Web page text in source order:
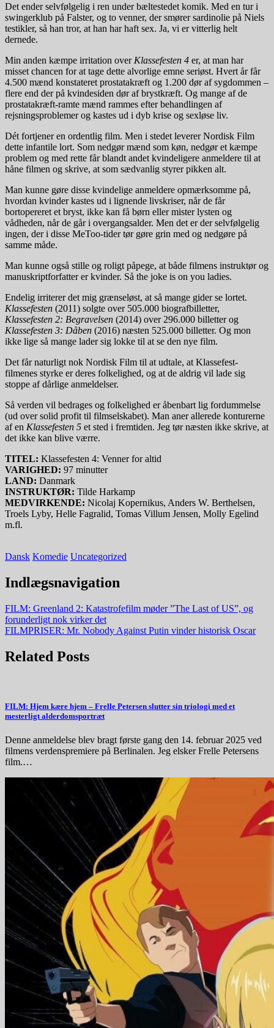
Det ender selvfølgelig i ren under bæltestedet komik. Med en tur i
swingerklub på Falster, og to venner, der smører sardinolie på Niels
testikler, så han tror, at han har haft sex. Ja, vi er vitterlig helt
dernede.
Min anden kæmpe irritation over Klassefesten 4 er, at man har
misset chancen for at tage dette alvorlige emne seriøst. Hvert år får
4.500 mænd konstateret prostatakræft og 1.200 dør af sygdommen –
flere end der på kvindesiden dør af brystkræft. Og mange af de
prostatakræft-ramte mænd rammes efter behandlingen af
rejsningsproblemer og kastes ud i dyb krise og sexløse liv.
Dét fortjener en ordentlig film. Men i stedet leverer Nordisk Film
dette infantile lort. Som nedgør mænd som køn, nedgør et kæmpe
problem og med rette får blandt andet kvindeligere anmeldere til at
håne filmen og skrive, at som sædvanlig styrer pikken alt.
Man kunne gøre disse kvindelige anmeldere opmærksomme på,
hvordan kvinder kastes ud i lignende livskriser, når de får
bortopereret et bryst, ikke kan få børn eller mister lysten og
vådheden, når de går i overgangsalder. Men det er der selvfølgelig
ingen, der i disse MeToo-tider tør gøre grin med og nedgøre på
samme måde.
Man kunne også stille og roligt påpege, at både filmens instruktør og
manuskriptforfatter er kvinder. Så the joke is on you ladies.
Endelig irriterer det mig grænseløst, at så mange gider se lortet.
Klassefesten (2011) solgte over 505.000 biografbilletter,
Klassefesten 2: Begravelsen (2014) over 296.000 billetter og
Klassefesten 3: Dåben (2016) næsten 525.000 billetter. Og mon
ikke lige så mange lader sig lokke til at se den nye film.
Det får naturligt nok Nordisk Film til at udtale, at Klassefest-
filmenes styrke er deres folkelighed, og at de aldrig vil lade sig
stoppe af dårlige anmeldelser.
Så verden vil bedrages og folkelighed er åbenbart lig fordummelse
(ud over solid profit til filmselskabet). Man aner allerede konturerne
af en Klassefesten 5 et sted i fremtiden. Jeg tør næsten ikke skrive, at
det ikke kan blive værre.
TITEL: Klassefesten 4: Venner for altid
VARIGHED: 97 minutter
LAND: Danmark
INSTRUKTØR: Tilde Harkamp
MEDVIRKENDE: Nicolaj Kopernikus, Anders W. Berthelsen,
Troels Lyby, Helle Fagralid, Tomas Villum Jensen, Molly Egelind
m.fl.
Dansk Komedie Uncategorized
Indlægsnavigation
FILM: Greenland 2: Katastrofefilm møder ”The Last of US”, og
forunderligt nok virker det
FILMPRISER: Mr. Nobody Against Putin vinder historisk Oscar
Related Posts
FILM: Hjem kære hjem – Frelle Petersen slutter sin triologi med et
mesterligt alderdomsportræt
Denne anmeldelse blev bragt første gang den 14. februar 2025 ved
filmens verdenspremiere på Berlinalen. Jeg elsker Frelle Petersens
film.…